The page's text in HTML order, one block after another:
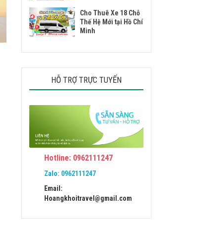
Cho Thuê Xe 18 Chỗ
Thế Hệ Mới tại Hồ Chí
Minh
HỖ TRỢ TRỰC TUYẾN
Hotline: 0962111247
Zalo: 0962111247
Email:
Hoangkhoitravel@gmail.com